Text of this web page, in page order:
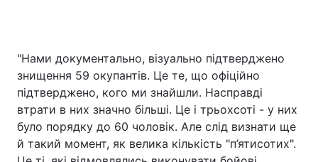
"Нами документально, візуально підтверджено
знищення 59 окупантів. Це те, що офіційно
підтверджено, кого ми знайшли. Насправді
втрати в них значно більші. Це і трьохсоті - у них
було порядку до 60 чоловік. Але слід визнати ще
й такий момент, як велика кількість "п’ятисотих".